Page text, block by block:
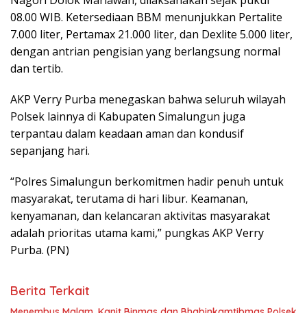
08.00 WIB. Ketersediaan BBM menunjukkan Pertalite
7.000 liter, Pertamax 21.000 liter, dan Dexlite 5.000 liter,
dengan antrian pengisian yang berlangsung normal
dan tertib.
AKP Verry Purba menegaskan bahwa seluruh wilayah
Polsek lainnya di Kabupaten Simalungun juga
terpantau dalam keadaan aman dan kondusif
sepanjang hari.
“Polres Simalungun berkomitmen hadir penuh untuk
masyarakat, terutama di hari libur. Keamanan,
kenyamanan, dan kelancaran aktivitas masyarakat
adalah prioritas utama kami,” pungkas AKP Verry
Purba. (PN)
Berita Terkait